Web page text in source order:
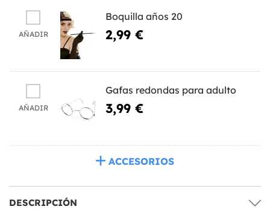
AÑADIR
Boquilla años 20
2,99 €
AÑADIR
Gafas redondas para adulto
3,99 €
ACCESORIOS
DESCRIPCIÓN